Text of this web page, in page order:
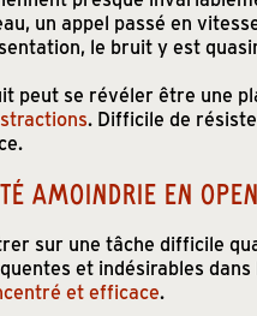
un appel passé en
le bruit y est
peut se révéler être une
. Difficile de
AMOINDRIE EN
sur une tâche difficile
et indésirables
et efficace.